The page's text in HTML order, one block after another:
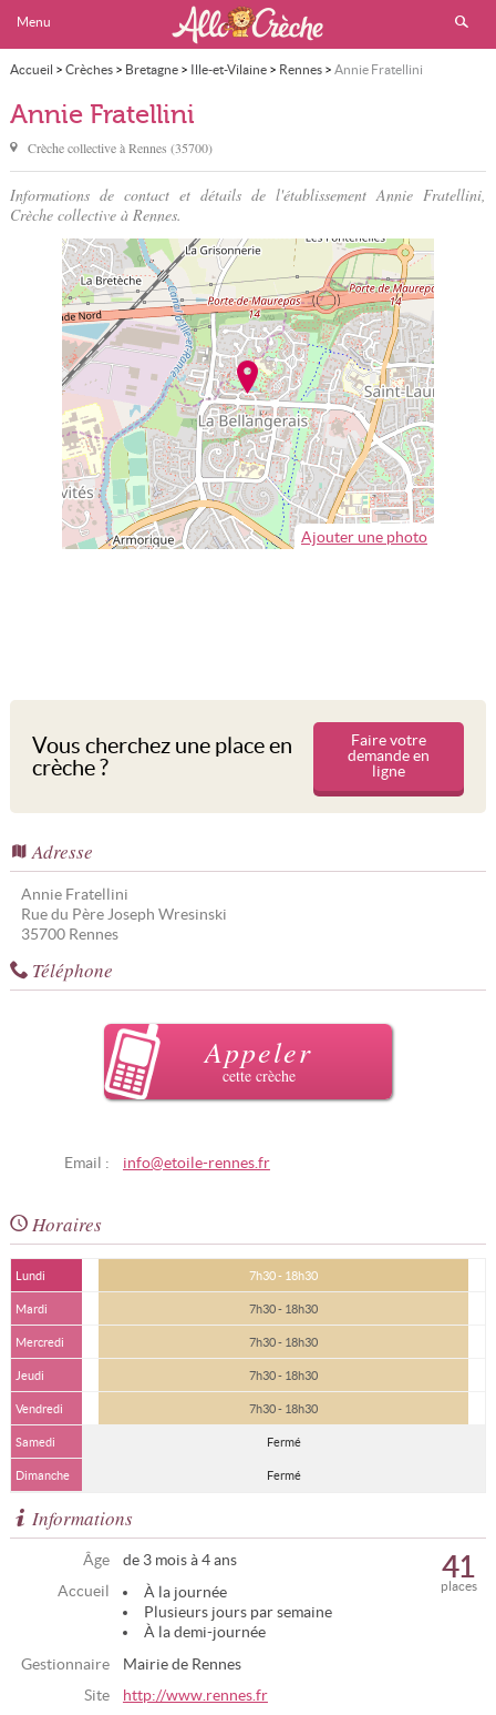
Menu
Accueil > Crèches> Bretagne> Ille-et-Vilaine> Rennes> Annie Fratellini
Annie Fratellini
Crèche collective àRennes (35700)
Informations de contact et détails de l'établissement Annie Fratellini,
Crèche collective à Rennes.
Ajouter une photo
Vous cherchez une place en
crèche ?
Faire votre
demande en
ligne
Adresse
Annie Fratellini
Rue du Père Joseph Wresinski
35700 Rennes
Téléphone
Appeler
cette crèche
Email : info@etoile-rennes.fr
Horaires
Lundi 7h30 - 18h30
Mardi 7h30 - 18h30
Mercredi 7h30 - 18h30
Jeudi 7h30 - 18h30
Vendredi 7h30 - 18h30
Samedi Fermé
Dimanche Fermé
Informations
Âge
de 3 mois à 4 ans
Accueil
À la journée
Plusieurs jours par semaine
À la demi-journée
Gestionnaire
Mairie de Rennes
Site
http://www.rennes.fr
places
41